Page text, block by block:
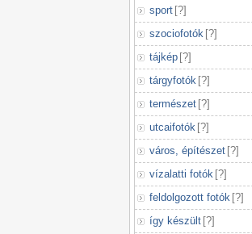
sport [?]
szociofotók [?]
tájkép [?]
tárgyfotók [?]
természet [?]
utcaifotók [?]
város, építészet [?]
vízalatti fotók [?]
feldolgozott fotók [?]
így készült [?]